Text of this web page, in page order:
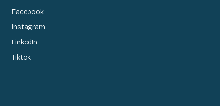
Facebook
Instagram
LinkedIn
Tiktok